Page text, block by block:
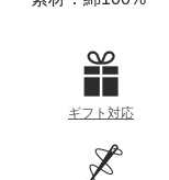
ギフト対応